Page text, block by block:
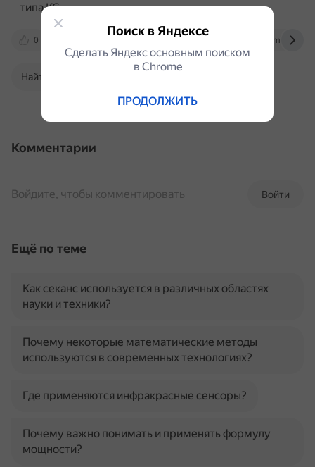
типа КС.
0 yarmotor.com
Найти в Поиске
Комментарии
Войти
Войдите, чтобы комментировать
Ещё по теме
Как секанс используется в различных областях
науки и техники?
Почему некоторые математические методы
используются в современных технологиях?
Где применяются инфракрасные сенсоры?
Почему важно понимать и применять формулу
мощности?
Поиск в Яндексе
Сделать Яндекс основным поиском
в Сhrome
ПРОДОЛЖИТЬ